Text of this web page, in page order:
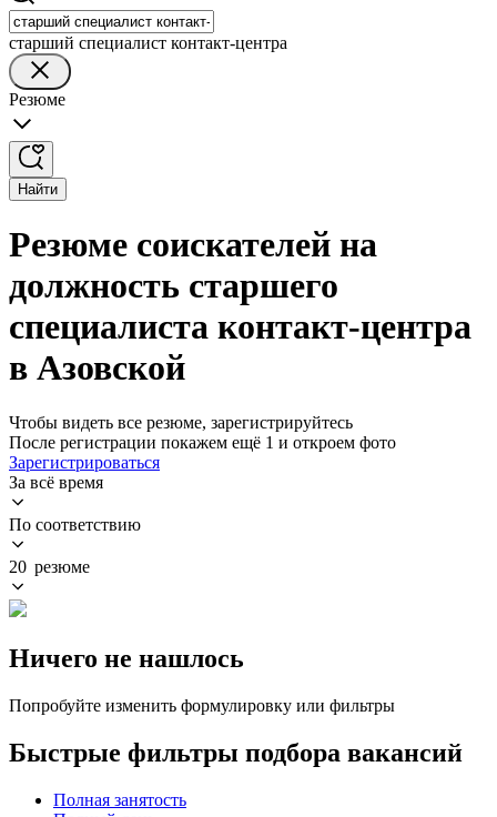
старший специалист контакт-центра
Резюме
Найти
Резюме соискателей на
должность старшего
специалиста контакт-центра
в Азовской
Чтобы видеть все резюме, зарегистрируйтесь
После регистрации покажем ещё 1 и откроем фото
Зарегистрироваться
За всё время
По соответствию
20 резюме
Ничего не нашлось
Попробуйте изменить формулировку или фильтры
Быстрые фильтры подбора вакансий
Полная занятость